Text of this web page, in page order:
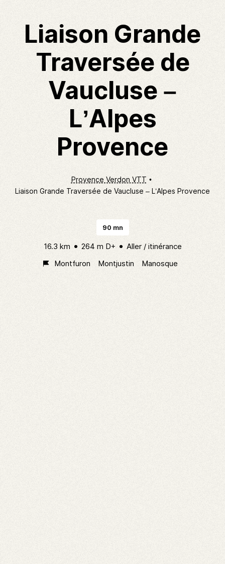
Liaison Grande
Traversée de
Vaucluse –
L’Alpes
Provence
Provence Verdon VTT
Liaison Grande Traversée de Vaucluse – L’Alpes Provence
90 mn
16.3 km 264 m D+
Aller / itinérance
Montfuron
Montjustin Manosque